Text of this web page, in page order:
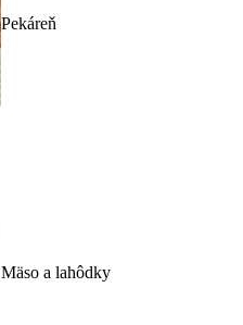
Pekáreň
Mäso a lahôdky